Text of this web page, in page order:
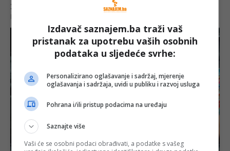
Izdavač saznajem.ba traži vaš
pristanak za upotrebu vaših osobnih
podataka u sljedeće svrhe:
Personalizirano oglašavanje i sadržaj, mjerenje
oglašavanja i sadržaja, uvidi u publiku i razvoj usluga
Pohrana i/ili pristup podacima na uređaju
Saznajte više
Vaši će se osobni podaci obrađivati, a podatke s vašeg